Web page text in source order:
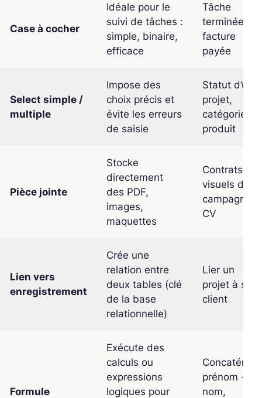
Case à cocher
Idéale pour le
suivi de tâches :
simple, binaire,
efficace
Tâche
terminée,
facture
payée
Select simple /
multiple
Impose des
choix précis et
évite les erreurs
de saisie
Statut d’un
projet,
catégorie de
produit
Pièce jointe
Stocke
directement
des PDF,
images,
maquettes
Contrats,
visuels de
campagne,
CV
Lien vers
enregistrement
Crée une
relation entre
deux tables (clé
de la base
relationnelle)
Lier un
projet à son
client
Formule
Exécute des
calculs ou
expressions
logiques pour
Concaténer
prénom +
nom,